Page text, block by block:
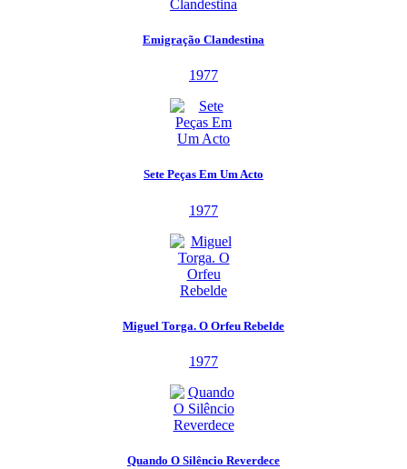
Emigração Clandestina
1977
Sete Peças Em Um Acto
1977
Miguel Torga. O Orfeu Rebelde
1977
Quando O Silêncio Reverdece